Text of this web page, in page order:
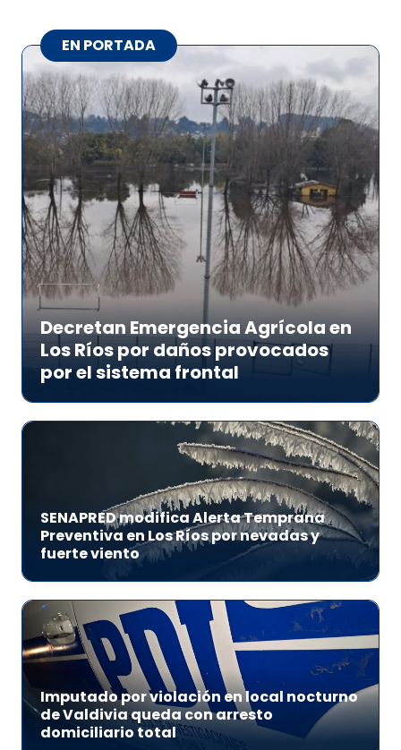
EN PORTADA
Decretan Emergencia Agrícola en
Los Ríos por daños provocados
por el sistema frontal
SENAPRED modifica Alerta Temprana
Preventiva en Los Ríos por nevadas y
fuerte viento
Imputado por violación en local nocturno
de Valdivia queda con arresto
domiciliario total